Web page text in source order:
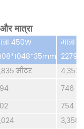
मात्रा
450W
मात्रा
मीटर
4,352
746
754
3,358